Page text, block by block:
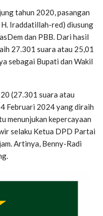
tahun 2020, pasangan
Iraddatillah-red) diusung
dan PBB. Dari hasil
27.301 suara atau 25,01
sebagai Bupati dan Wakil
(27.301 suara atau
Februari 2024 yang diraih
menunjukan kepercayaan
selaku Ketua DPD Partai
Artinya, Benny-Radi